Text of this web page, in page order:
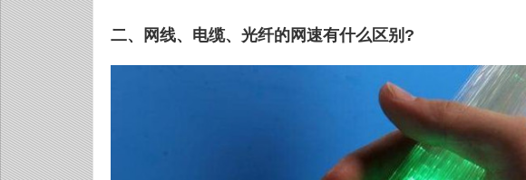
二、网线、电缆、光纤的网速有什么区别?